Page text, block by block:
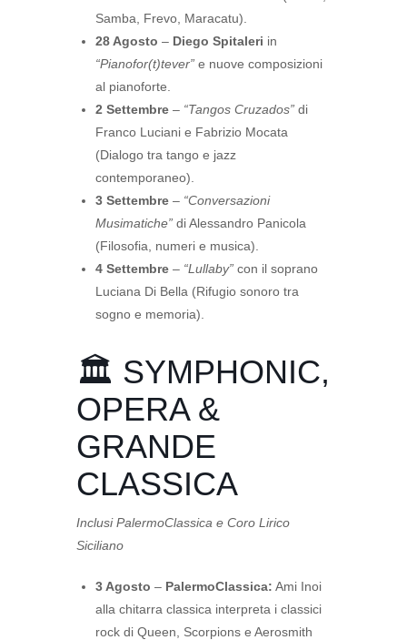
Samba, Frevo, Maracatu).
28 Agosto – Diego Spitaleri in
“Pianofor(t)tever” e nuove composizioni
al pianoforte.
2 Settembre – “Tangos Cruzados” di
Franco Luciani e Fabrizio Mocata
(Dialogo tra tango e jazz
contemporaneo).
3 Settembre – “Conversazioni
Musimatiche” di Alessandro Panicola
(Filosofia, numeri e musica).
4 Settembre – “Lullaby” con il soprano
Luciana Di Bella (Rifugio sonoro tra
sogno e memoria).
🏛️ SYMPHONIC,
OPERA &
GRANDE
CLASSICA
Inclusi PalermoClassica e Coro Lirico
Siciliano
3 Agosto – PalermoClassica: Ami Inoi
alla chitarra classica interpreta i classici
rock di Queen, Scorpions e Aerosmith